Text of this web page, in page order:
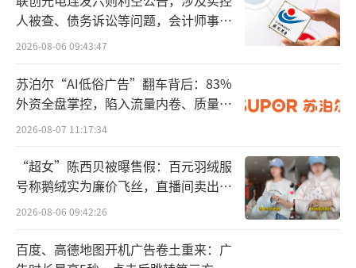
1天内采用多种方式测身高，临床价值不高，浪
费医疗资源。该院多种基因检测、粪寄生虫卵
集卵镜检、红细胞抗体筛查、乙肝丙肝检测等
均存在类似问题，涉及费用535.5万元。
·三是分解收费。如医院开展全腹部CT检
查，应收取1次“全腹部CT平扫”费用。但该
院在开展上述检查时，按照上腹、中腹、下腹
收取三次平扫费用，三次费用总和大于1次“全
腹部CT平扫”费用。该院肠粘连松解术、乳腺
人被查、债务诉讼等问题，会计师事务
所曾出具“保留意见”
2026-08-06 09:43:47
苏泊尔“AI低俗广告”翻车背后：83%
外资全盘掌控，陷入流量内卷、质量频
发的负循环
2026-08-07 11:17:34
“超女”陈西贝被曝售假：百元羽绒服
号称鹅绒实为廉价飞丝，直播间卖出超
百万元
2026-08-06 09:42:26
百度、高德地图开机广告卷土重来：广